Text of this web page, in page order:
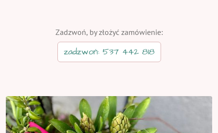
Zadzwoń, by złożyć zamówienie:
zadzwoń: 537 442 818